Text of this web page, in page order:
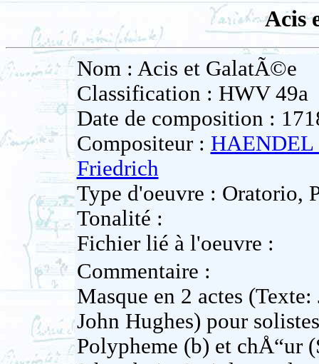
Acis
Nom : Acis et GalatÃ©e
Classification : HWV 49a
Date de composition :
Compositeur : HAENDEL
Friedrich
Type d'oeuvre : Oratorio,
Tonalité :
Fichier lié à l'oeuvre :
Commentaire :
Masque en 2 actes
John Hughes) pour
Polypheme (b) et chÅ“ur